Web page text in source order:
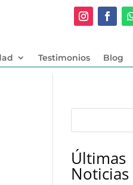
Testimonios Blog
Últimas
Noticias